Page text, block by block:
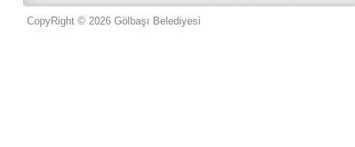
CopyRight © 2026 Gölbaşı Belediyesi